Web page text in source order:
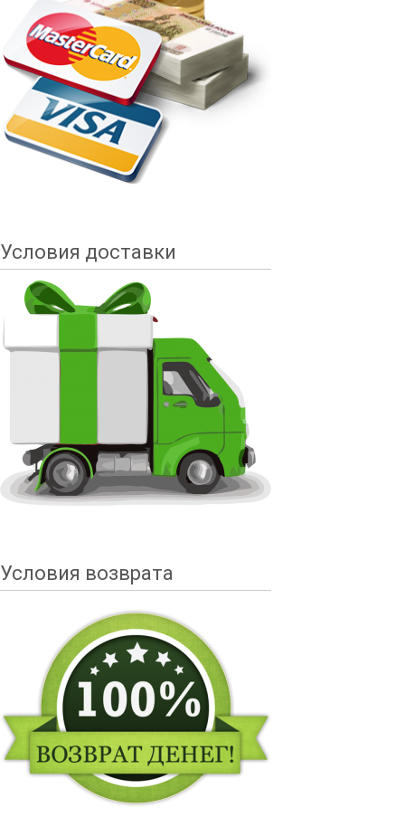
Условия доставки
Условия возврата